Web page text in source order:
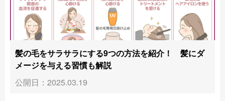
髪の毛をサラサラにする9つの方法を紹介！ 髪にダ
メージを与える習慣も解説
公開日：2025.03.19